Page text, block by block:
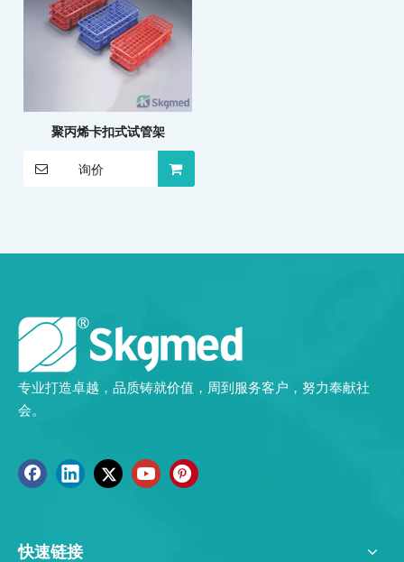
聚丙烯卡扣式试管架
询价
专业打造卓越，品质铸就价值，周到服务客户，努力奉献社
会。
快速链接